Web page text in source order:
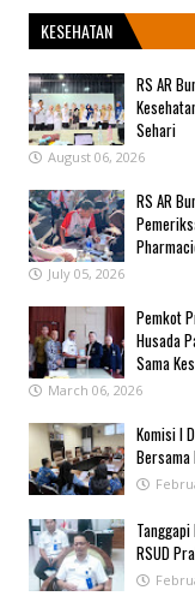
KESEHATAN
RS AR
Sehari
August 06, 2026
RS AR
July 05, 2026
Pemkot
Husada
Sama
March 06, 2026
Komisi I
Bersama
RSUD